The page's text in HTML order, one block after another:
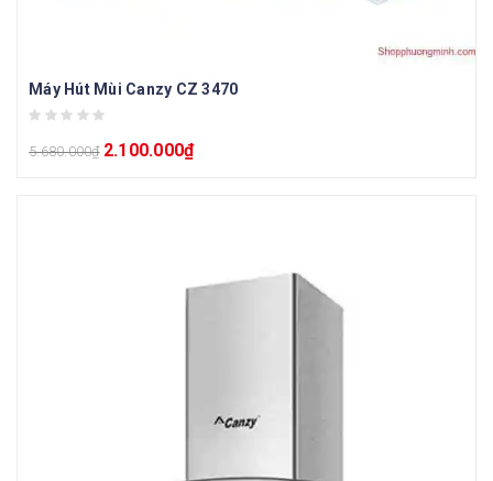
Máy Hút Mùi Canzy CZ 3470
5.680.000₫ 2.100.000₫